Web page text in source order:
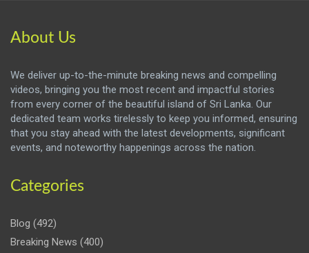
About Us
We deliver up-to-the-minute breaking news and compelling
videos, bringing you the most recent and impactful stories
from every corner of the beautiful island of Sri Lanka. Our
dedicated team works tirelessly to keep you informed, ensuring
that you stay ahead with the latest developments, significant
events, and noteworthy happenings across the nation.
Categories
Blog (492)
Breaking News (400)